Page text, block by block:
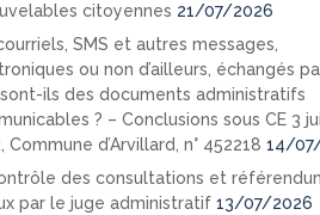
citoyennes 21/07/2026
SMS et autres messages,
ou non d’ailleurs, échangés
ils des documents administratifs
? – Conclusions sous CE 3
Commune d’Arvillard, n° 452218 14/
des consultations et
par le juge administratif 13/07/2026